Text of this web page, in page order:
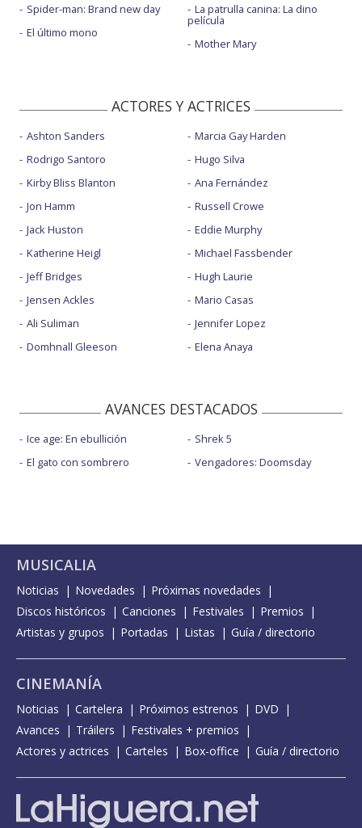
Spider-man: Brand new day
El último mono
La patrulla canina: La dino
película
Mother Mary
ACTORES Y ACTRICES
Ashton Sanders
Rodrigo Santoro
Kirby Bliss Blanton
Jon Hamm
Jack Huston
Katherine Heigl
Jeff Bridges
Jensen Ackles
Ali Suliman
Domhnall Gleeson
Marcia Gay Harden
Hugo Silva
Ana Fernández
Russell Crowe
Eddie Murphy
Michael Fassbender
Hugh Laurie
Mario Casas
Jennifer Lopez
Elena Anaya
AVANCES DESTACADOS
Ice age: En ebullición
El gato con sombrero
Shrek 5
Vengadores: Doomsday
MUSICALIA
Noticias Novedades
Próximas novedades
Discos históricos
Canciones Festivales
Premios
Artistas y grupos
Portadas Listas Guía / directorio
CINEMANÍA
Noticias Cartelera Próximos estrenos
DVD
Avances
Tráilers
Festivales + premios
Actores y actrices
Carteles Box-office Guía / directorio